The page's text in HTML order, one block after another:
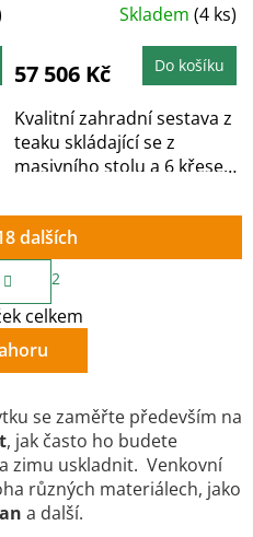
Skladem (4 ks)
57 506 Kč Do košíku
Kvalitní zahradní sestava z
teaku skládající se z
masivního stolu a 6 křesel
O
v
l
á
a
c
í
p
r
v
dalších
S
t
r
á
n
k
o
á
n
í
2
celkem
se zaměřte především na
, jak často ho budete
zimu uskladnit. Venkovní
různých materiálech, jako
a další.